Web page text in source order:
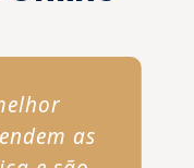
as